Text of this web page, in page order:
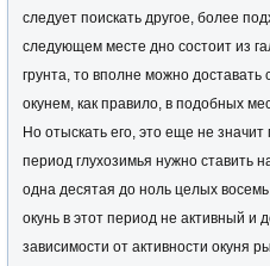
следует поискать другое, более
следующем месте дно состоит из
грунта, то вполне можно доставать
окунем, как правило, в подобных
Но отыскать его, это еще не
период глухозимья нужно ставить
одна десятая до ноль целых
окунь в этот период не активный и
зависимости от активности окуня